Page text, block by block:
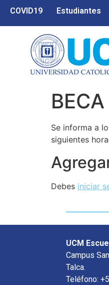
COVID19 Estudiantes
Se informa a
siguientes
Debes iniciar
UCM
Campus
Talca.
Teléfono: